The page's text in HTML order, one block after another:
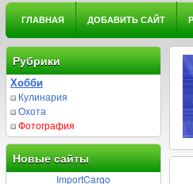
ГЛАВНАЯ ДОБАВИТЬ САЙТ
Рубрики
Хобби
Кулинария
Охота
Фотография
Новые сайты
ImportCargo